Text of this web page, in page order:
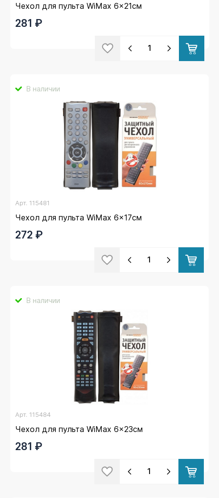
Чехол для пульта WiMax 6x21см
281 ₽
В наличии
Арт. 115481
Чехол для пульта WiMax 6x17см
272 ₽
В наличии
Арт. 115484
Чехол для пульта WiMax 6x23см
281 ₽